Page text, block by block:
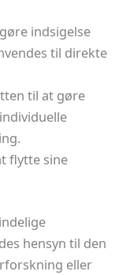
indsigelse
til direkte
til at gøre
flytte sine
hensyn til den
eller